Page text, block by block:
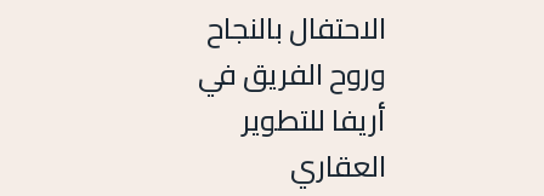
الاحتفال بالنجاح
وروح الفريق في
أريفا للتطوير
العقاري